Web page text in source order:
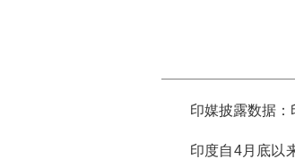
印媒披露数据：
印度自4月底以